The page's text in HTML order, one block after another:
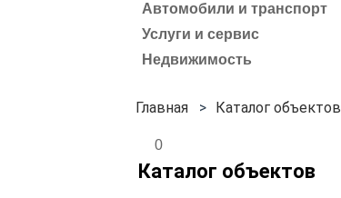
Автомобили и транспорт
Услуги и сервис
Недвижимость
Каталог объектов
0
Каталог объектов